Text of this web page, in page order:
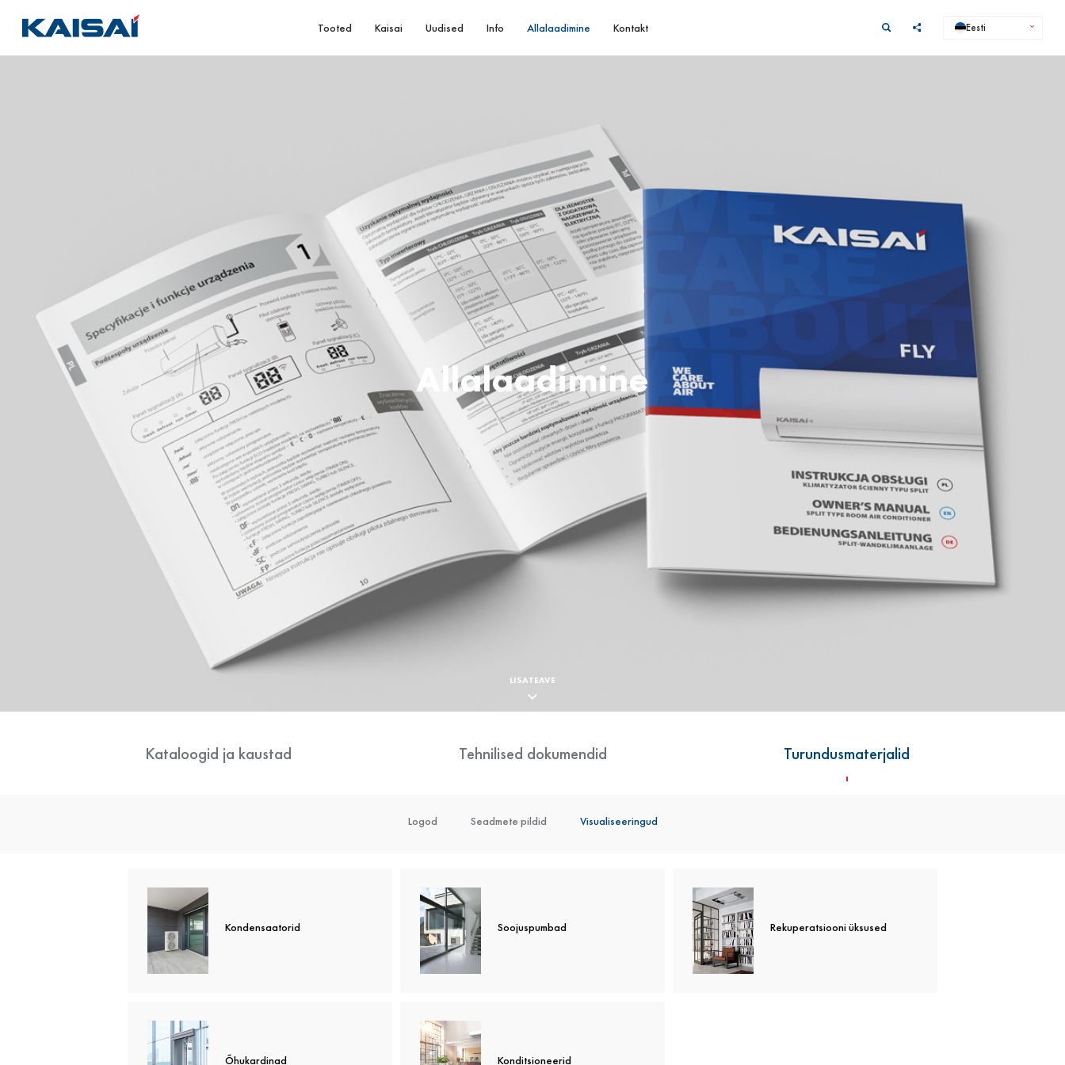
Tooted Kaisai Uudised Info Allalaadimine Kontakt Eesti
Allalaadimine
LISATEAVE
Kataloogid ja kaustad Tehnilised dokumendid Turundusmaterjalid
Kliimaseadmed ja agregaadid Soojuspumbad Fotogalvaanilised tooted
Garantii Hooldusjuhendid Hooldusjuhendid (vanemad mudelid)
Logod Seadmete pildid Visualiseeringud
Kondensaatorid Soojuspumbad Rekuperatsiooni üksused
Õhukardinad Konditsioneerid